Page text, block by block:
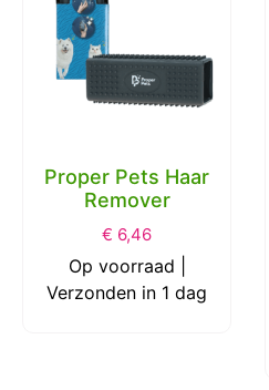
Proper Pets Haar
Remover
€ 6,46
Op voorraad |
Verzonden in 1 dag